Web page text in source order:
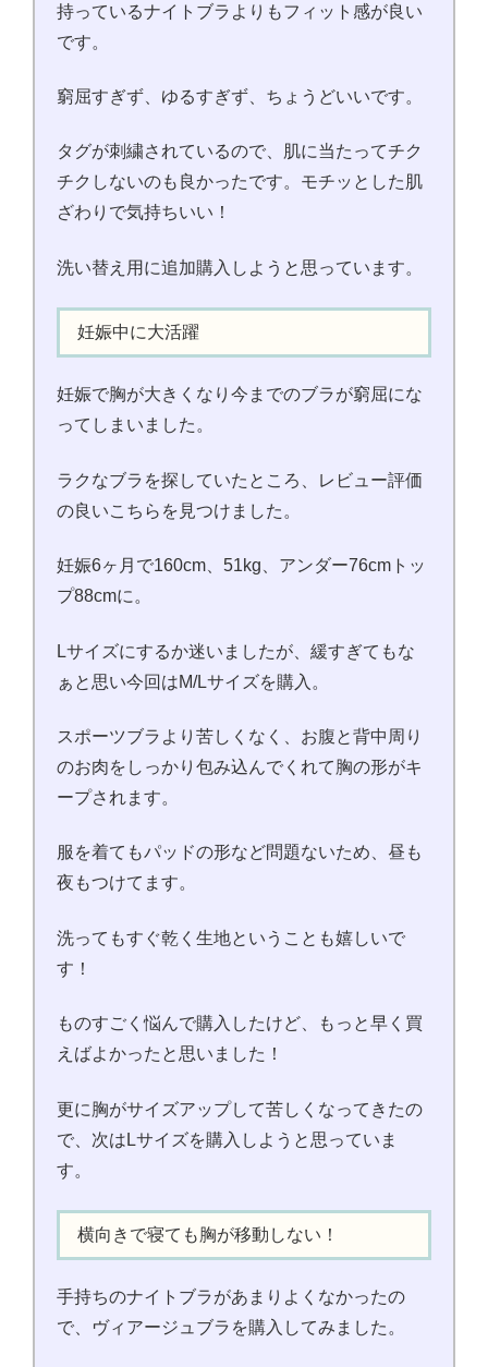
持っているナイトブラよりもフィット感が良い
です。
窮屈すぎず、ゆるすぎず、ちょうどいいです。
タグが刺繍されているので、肌に当たってチク
チクしないのも良かったです。モチッとした肌
ざわりで気持ちいい！
洗い替え用に追加購入しようと思っています。
妊娠中に大活躍
妊娠で胸が大きくなり今までのブラが窮屈にな
ってしまいました。
ラクなブラを探していたところ、レビュー評価
の良いこちらを見つけました。
妊娠6ヶ月で160cm、51kg、アンダー76cmトッ
プ88cmに。
Lサイズにするか迷いましたが、緩すぎてもな
ぁと思い今回はM/Lサイズを購入。
スポーツブラより苦しくなく、お腹と背中周り
のお肉をしっかり包み込んでくれて胸の形がキ
ープされます。
服を着てもパッドの形など問題ないため、昼も
夜もつけてます。
洗ってもすぐ乾く生地ということも嬉しいで
す！
ものすごく悩んで購入したけど、もっと早く買
えばよかったと思いました！
更に胸がサイズアップして苦しくなってきたの
で、次はLサイズを購入しようと思っていま
す。
横向きで寝ても胸が移動しない！
手持ちのナイトブラがあまりよくなかったの
で、ヴィアージュブラを購入してみました。